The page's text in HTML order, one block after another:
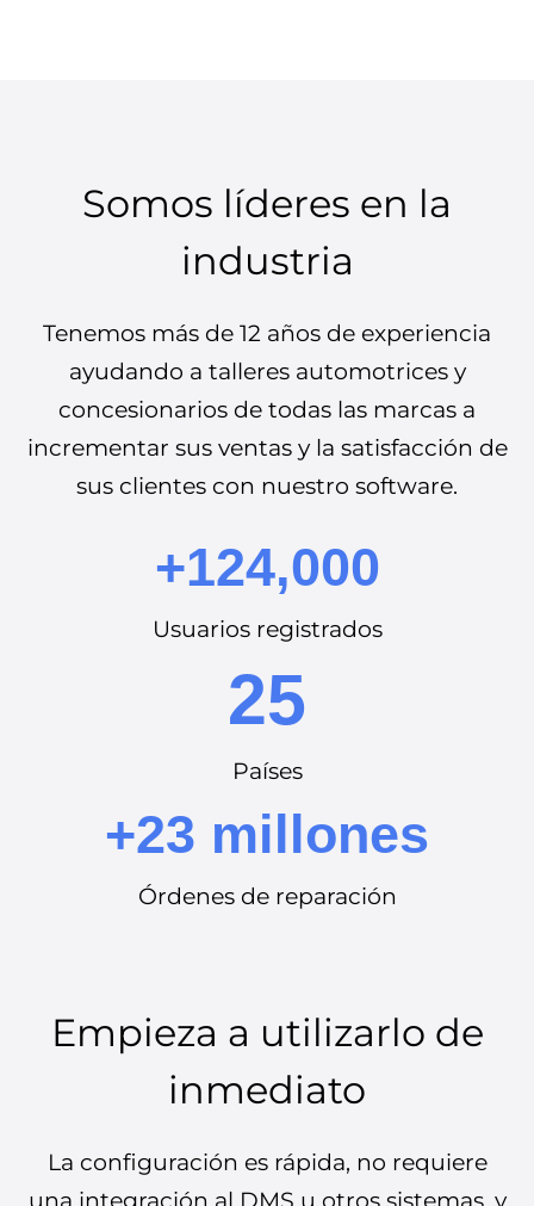
Somos líderes en la
industria
Tenemos más de 12 años de experiencia
ayudando a talleres automotrices y
concesionarios de todas las marcas a
incrementar sus ventas y la satisfacción de
sus clientes con nuestro software.
+124,000
Usuarios registrados
25
Países
+23 millones
Órdenes de reparación
Empieza a utilizarlo de
inmediato
La configuración es rápida, no requiere